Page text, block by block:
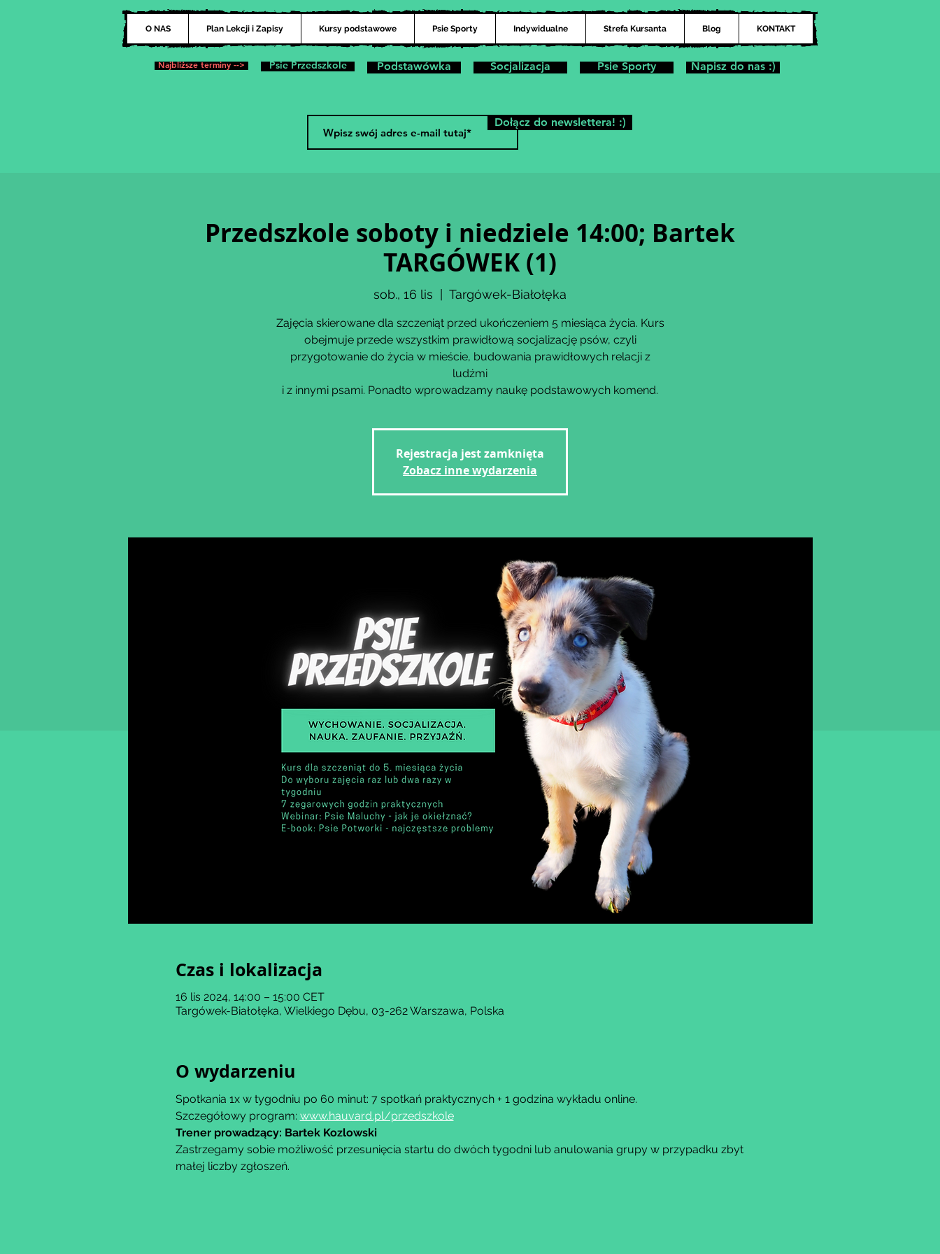
O NAS Plan Lekcji i Zapisy Kursy podstawowe Psie Sporty Indywidualne Strefa Kursanta Blog KONTAKT
Najbliższe terminy --> Psie Przedszkole Podstawówka Socjalizacja Psie Sporty Napisz do nas :)
Przedszkole soboty i niedziele 14:00; Bartek
TARGÓWEK (1)
sob., 16 lis Targówek-Białołęka
Zajęcia skierowane dla szczeniąt przed ukończeniem 5 miesiąca życia. Kurs
obejmuje przede wszystkim prawidłową socjalizację psów, czyli
przygotowanie do życia w mieście, budowania prawidłowych relacji z
ludźmi
Rejestracja jest zamknięta
Zobacz inne wydarzenia
Czas i lokalizacja
16 lis 2024, 14:00 – 15:00 CET
Targówek-Białołęka, Wielkiego Dębu, 03-262 Warszawa, Polska
O wydarzeniu
Spotkania 1x w tygodniu po 60 minut: 7 spotkań praktycznych + 1 godzina wykładu online.
Szczegółowy program: www.hauvard.pl/przedszkole
Trener prowadzący: Bartek Kozlowski
Zastrzegamy sobie możliwość przesunięcia startu do dwóch tygodni lub anulowania grupy w przypadku zbyt
małej liczby zgłoszeń.
Dołącz do newslettera! :)